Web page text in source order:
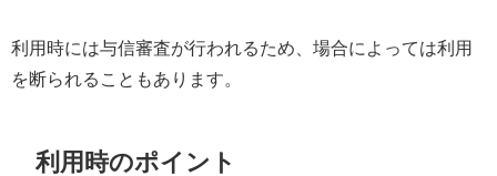
利用時には与信審査が行われるため、場合によっては利用
を断られることもあります。
利用時のポイント